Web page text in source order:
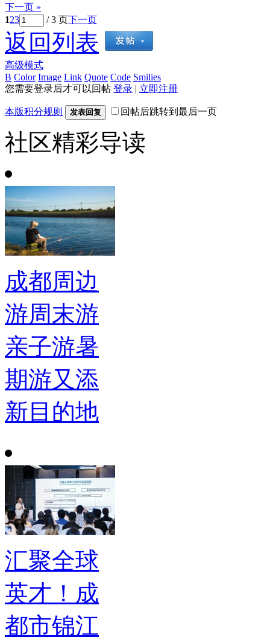
下一页 »
123 / 3 页下一页
返回列表
高级模式
B Color Image Link Quote Code Smilies
您需要登录后才可以回帖 登录 | 立即注册
本版积分规则 发表回复 回帖后跳转到最后一页
社区精彩导读
成都周边
游周末游
亲子游暑
期游又添
新目的地
汇聚全球
英才！成
都市锦江